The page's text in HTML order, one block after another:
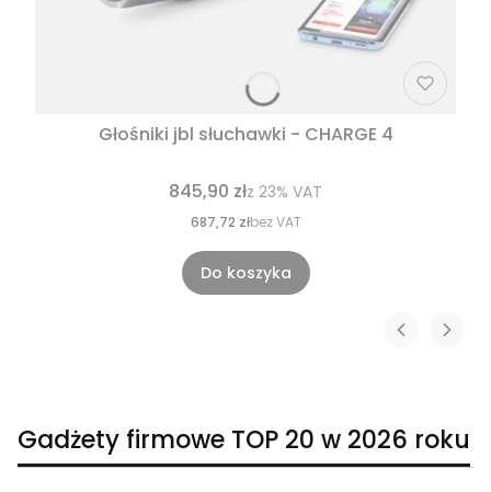
Głośniki jbl słuchawki - CHARGE 4
845,90 złz 23% VAT
687,72 złbez VAT
Do koszyka
Gadżety firmowe TOP 20 w 2026 roku